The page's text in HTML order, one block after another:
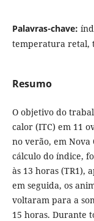
Palavras-chave:
temperatura retal,
Resumo
O objetivo do
calor (ITC) em 11
no verão, em Nova
cálculo do índice,
às 13 horas (TR1),
em seguida, os
voltaram para a
15 horas. Durante